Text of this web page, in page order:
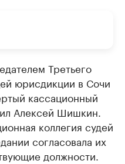
Третьего
юрисдикции в Сочи
кассационный
Алексей Шишкин.
коллегия судей
согласовала их
должности.